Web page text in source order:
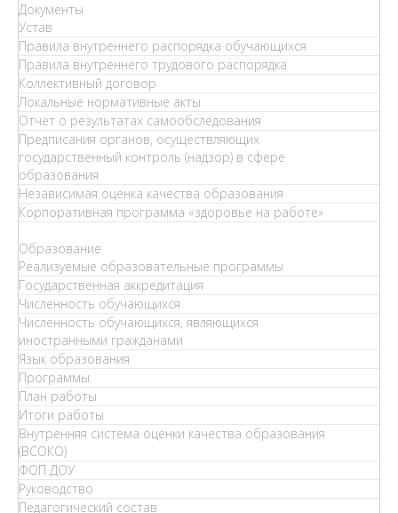
Документы
Устав
Правила внутреннего распорядка обучающихся
Правила внутреннего трудового распорядка
Коллективный договор
Локальные нормативные акты
Отчет о результатах самообследования
Предписания органов, осуществляющих
государственный контроль (надзор) в сфере
образования
Независимая оценка качества образования
Корпоративная программа «здоровье на работе»
Образование
Реализуемые образовательные программы
Государственная аккредитация
Численность обучающихся
Численность обучающихся, являющихся
иностранными гражданами
Язык образования
Программы
План работы
Итоги работы
Внутренняя система оценки качества образования
(ВСОКО)
ФОП ДОУ
Руководство
Педагогический состав